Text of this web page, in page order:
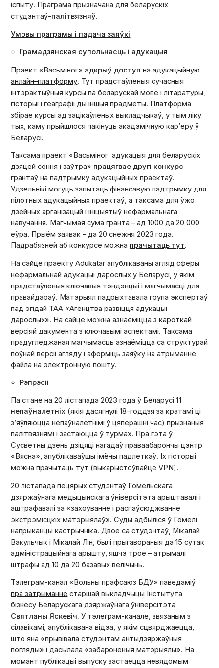
іспыту. Праграма прызначана для беларускіх
студэнтаў-палітвязняў.
Умовы праграмы і падача заяўкі
Грамадзянская супольнасць і адукацыя
Праект «Васьмiног» адкрыў доступ на адукацыйную
анлайн–платформу. Тут прадстаўленыя сучасныя
інтэрактыўныя курсы па беларускай мове і літаратуры,
гісторыі і геаграфіі ды іншыя прадметы. Платформа
збірае курсы ад зацікаўленых выкладчыкаў, у тым ліку
тых, каму прыйшлося пакінуць акадэмічную кар’еру ў
Беларусі.
Таксама праект «Васьмiног: адукацыя для беларускіх
дзяцей сёння і заўтра» працягвае другі конкурс
грантаў на падтрымку адукацыйных праектаў.
Удзельнікі могуць запытаць фінансавую падтрымку для
пілотных адукацыйных праектаў, а таксама для ўжо
дзейных арганізацый і ініцыятыў нефармальнага
навучання. Магчымая сума гранта – ад 1000 да 20 000
еўра. Прыём заявак – да 20 снежня 2023 года.
Падрабязней аб конкурсе можна прачытаць тут.
На сайце праекту Adukatar апублікаваны агляд сферы
нефармальнай адукацыі дарослых у Беларусі, у якім
прадстаўленыя ключавыя тэндэнцыі і магчымасці для
правайдараў. Матэрыял падрыхтавала група экспертаў
пад эгідай ТАА «Агенцтва развіцця адукацыі
дарослых». На сайце можна азнаёміцца з кароткай
версіяй дакумента з ключавымі аспектамі. Таксама
прадугледжаная магчымасць азнаёміцца са структурай
поўнай версіі агляду і аформіць заяўку на атрыманне
файла на электронную пошту.
Рэпрэсіі
Па стане на 20 лістапада 2023 года ў Беларусі11
непаўналетніх (якія дасягнулі 18-годдзя за кратамі ці
з’яўляюцца непаўналетнімі ў цяперашні час) прызнаныя
палітвязнямі і застаюцца ў турмах. Пра гэта ў
Сусветны дзень дзіцяці нагадаў праваабарончы цэнтр
«Вясна», апублікаваўшы імёны падлеткаў. Іх гісторыі
можна прачытаць тут (выкарыстоўвайце VPN).
20 лістапада пецярых студэнтаў Гомельскага
дзяржаўнага медыцынскага ўніверсітэта арыштавалі і
аштрафавалі за «захоўванне і распаўсюджванне
экстрэмісцкіх матэрыялаў». Суды адбыліся ў Гомелі
напрыканцы кастрычніка. Двое са студэнтаў, Мікалай
Вакульчык і Мікалай Лін, былі прыгавораныя да 15 сутак
адміністрацыйнага арышту, яшчэ трое – атрымалі
штрафы ад 10 да 20 базавых велічынь.
Тэлеграм-канал «Вольны прафсаюз БДУ» паведаміў
пра затрыманне старшай выкладчыцы Інстытута
бізнесу Беларускага дзяржаўнага ўніверсітэта
Святланы Яскевіч. У тэлеграм-канале, звязаным з
сілавікамі, апублікавана відэа, у якім сцвярджаецца,
што яна «прывівала студэнтам антыдзяржаўныя
погляды» і дасылала «забароненыя матэрыялы». На
момант публікацыі выпуску застаецца невядомым